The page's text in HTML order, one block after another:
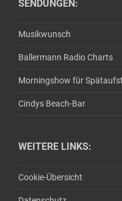
SENDUNGEN:
Musikwunsch
Ballermann Radio Charts
Morningshow für
Cindys Beach-Bar
WEITERE LINKS:
Cookie-Übersicht